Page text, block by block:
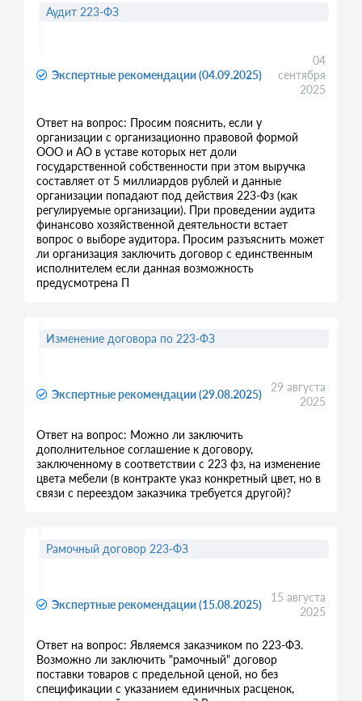
Экспертные рекомендации (04.09.2025)
04
сентября
2025
Ответ на вопрос: Просим пояснить, если у
организации c организационно правовой формой
ООО и АО в уставе которых нет доли
государственной собственности при этом выручка
составляет от 5 миллиардов рублей и данные
организации попадают под действия 223-Фз (как
регулируемые организации). При проведении аудита
финансово хозяйственной деятельности встает
вопрос о выборе аудитора. Просим разъяснить может
ли организация заключить договор с единственным
исполнителем если данная возможность
предусмотрена П
Аудит 223-ФЗ
Экспертные рекомендации (29.08.2025)
29 августа
2025
Ответ на вопрос: Можно ли заключить
дополнительное соглашение к договору,
заключенному в соответствии с 223 фз, на изменение
цвета мебели (в контракте указ конкретный цвет, но в
связи с переездом заказчика требуется другой)?
Изменение договора по 223-ФЗ
Экспертные рекомендации (15.08.2025)
15 августа
2025
Ответ на вопрос: Являемся заказчиком по 223-ФЗ.
Возможно ли заключить "рамочный" договор
поставки товаров с предельной ценой, но без
спецификации с указанием единичных расценок,
Рамочный договор 223-ФЗ